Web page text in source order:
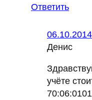
Ответить
06.10.2014
Денис
учёте